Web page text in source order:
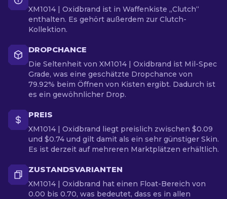
XM1014 | Oxidbrand ist in Waffenkiste „Clutch“
enthalten. Es gehört außerdem zur Clutch-
Kollektion.
DROPCHANCE
Die Seltenheit von XM1014 | Oxidbrand ist Mil-Spec
Grade, was eine geschätzte Dropchance von
79.92% beim Öffnen von Kisten ergibt. Dadurch ist
es ein gewöhnlicher Drop.
PREIS
XM1014 | Oxidbrand liegt preislich zwischen $0.09
und $0.74 und gilt damit als ein sehr günstiger Skin.
Es ist derzeit auf mehreren Marktplätzen erhältlich.
ZUSTANDSVARIANTEN
XM1014 | Oxidbrand hat einen Float-Bereich von
0.00 bis 0.70, was bedeutet, dass es in allen